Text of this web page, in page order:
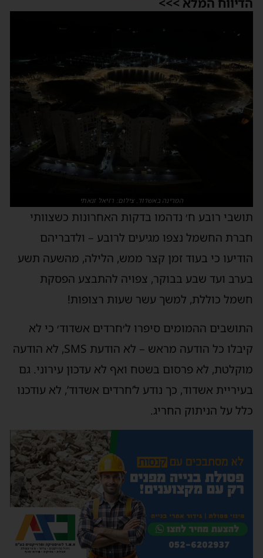
המרינה באשדוד. צילום: רזיאל זנאתי
רובע ח׳ נדהמו בדקות האחרונות כשצוותי
החשמל נצפו מגיעים לרובע – ולדבריהם
כי בעוד זמן קצר ממש, הלילה, מהשעה תשע
ועד שבע בבוקר, צפויה להתבצע הפסקת
כוללת, למשך עשר שעות רצופות!
ההמומים סיפרו ל׳חרדים אשדוד׳ כי לא
קיבלו כל הודעה מראש – לא הודעת SMS, לא הודעה
לא פרסום בשטח ואף לא עדכון עירוני. גם
אשדוד, כך נודע ל’חרדים אשדוד’, לא עודכנו
על הניתוק החריג.